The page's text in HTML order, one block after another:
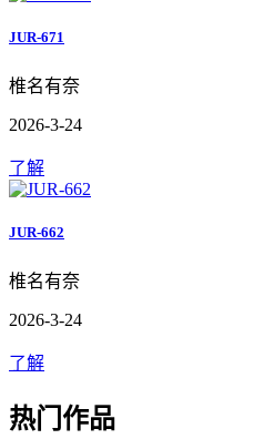
JUR-671
椎名有奈
2026-3-24
了解
JUR-662
椎名有奈
2026-3-24
了解
热门作品